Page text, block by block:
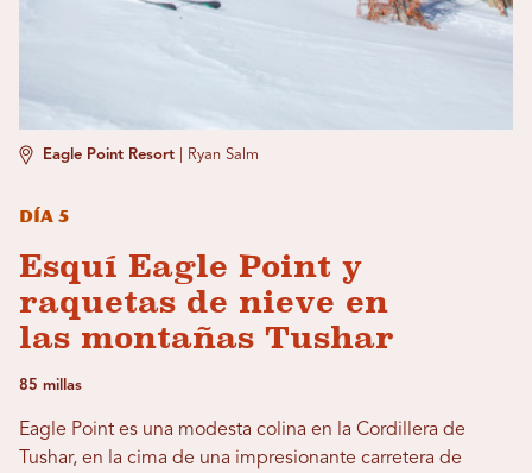
Eagle Point Resort Ryan Salm
Día 5
Esquí Eagle Point y
raquetas de nieve en
las montañas Tushar
85 millas
Eagle Point es una modesta colina en la Cordillera de
Tushar, en la cima de una impresionante carretera de